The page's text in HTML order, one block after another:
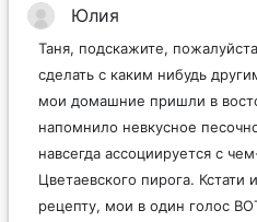
Юлия
Таня, подскажите,
сделать с каким нибудь
мои домашние пришли в
напомнило невкусное
навсегда ассоциируется с
Цветаевского пирога.
рецепту, мои в один голос